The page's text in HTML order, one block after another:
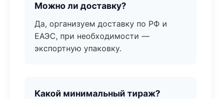
Можно ли доставку?
Да, организуем доставку по РФ и
ЕАЭС, при необходимости —
экспортную упаковку.
Какой минимальный тираж?